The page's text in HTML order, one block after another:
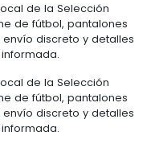
de la Selección
de fútbol, pantalones
envío discreto y detalles
de la Selección
de fútbol, pantalones
envío discreto y detalles